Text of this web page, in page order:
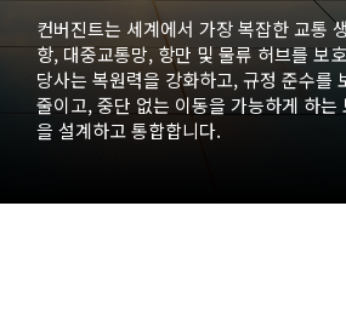
컨버진트는 세계에서 가장 복잡한 교통
항, 대중교통망, 항만 및 물류 허브를 보
당사는 복원력을 강화하고, 규정 준수를
줄이고, 중단 없는 이동을 가능하게 하는
을 설계하고 통합합니다.